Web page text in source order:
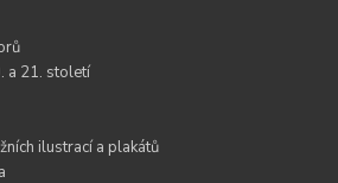
a 21. století
ilustrací a plakátů